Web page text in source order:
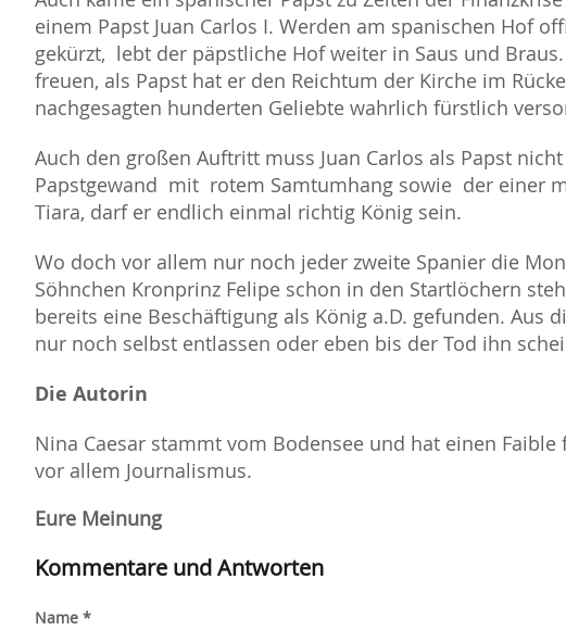
einem Papst Juan Carlos I. Werden am spanischen Hof
gekürzt, lebt der päpstliche Hof weiter in Saus und
freuen, als Papst hat er den Reichtum der Kirche im
nachgesagten hunderten Geliebte wahrlich fürstlich
Auch den großen Auftritt muss Juan Carlos als Papst
Papstgewand mit rotem Samtumhang sowie der einer
Tiara, darf er endlich einmal richtig König sein.
Wo doch vor allem nur noch jeder zweite Spanier die
Söhnchen Kronprinz Felipe schon in den Startlöchern
bereits eine Beschäftigung als König a.D. gefunden. Aus
nur noch selbst entlassen oder eben bis der Tod ihn
Die Autorin
Nina Caesar stammt vom Bodensee und hat einen Faible
vor allem Journalismus.
Eure Meinung
Kommentare und Antworten
Name *